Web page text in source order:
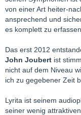
von einer Art heiter-
ansprechend und
es komplett zu erfassen.
Das erst 2012
John Joubert ist
nicht auf dem Niveau
ich zu gegebener Zeit
Lyrita ist seinem
seiner wenig